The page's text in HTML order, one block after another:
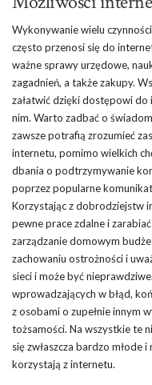
Wykonywanie wielu
często przenosi się do
ważne sprawy urzędowe,
zagadnień, a także zakupy.
załatwić dzięki dostępowi
nim. Warto zadbać o
zawsze potrafią zrozumieć
internetu, pomimo wielkich
dbania o podtrzymywanie
poprzez popularne
Korzystając z dobrodziejstw
pewne prace zdalne i
zarządzanie domowym
zachowaniu ostrożności i
sieci i może być
wprowadzających w błąd,
z osobami o zupełnie innym
tożsamości. Na wszystkie te
się zwłaszcza bardzo młode
korzystają z internetu.